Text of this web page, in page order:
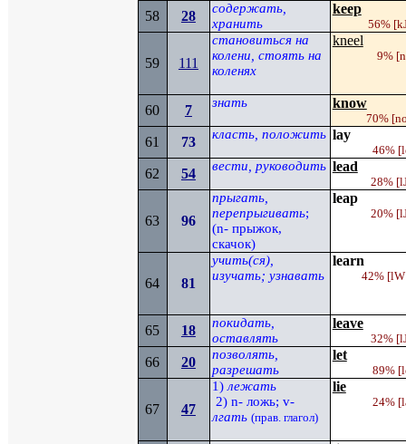
58 28
содержать,
хранить
keep
56% [
59 111
становиться на
колени, стоять на
коленях
kneel
9% [
60 7 знать know
70%
61 73 класть, положить lay
46% [
62 54 вести, руководить lead
28%
63 96
прыгать,
перепрыгивать;
(n- прыжок,
скачок)
leap
20% [
64 81
учить(ся),
изучать; узнавать
learn
42% [lW
65 18
покидать,
оставлять
leave
32%
66 20
позволять,
разрешать
let
89%
67 47
1) лежать
2) n- ложь; v-
лгать (прав. глагол)
lie
24%